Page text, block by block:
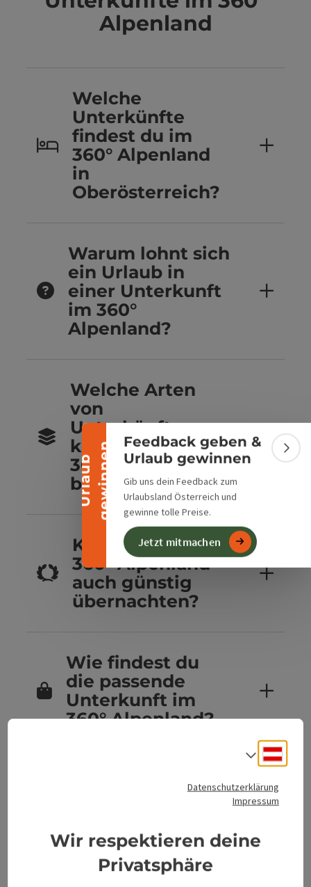
U
r
l
a
u
b
g
e
w
i
n
n
en
Banner einklappen
Feedback geben &
Urlaub gewinnen
Gib uns dein Feedback zum
Urlaubsland Österreich und
gewinne tolle Preise.
Jetzt mitmachen
Alpenland
Welche
Unterkünfte
findest du im
360° Alpenland
in
Oberösterreich?
Warum lohnt sich
ein Urlaub in
einer Unterkunft
im 360°
Alpenland?
Welche Arten
von
Unterkünften
kannst du im
360° Alpenland
buchen?
Kannst du im
360° Alpenland
auch günstig
übernachten?
Wie findest du
die passende
Unterkunft im
360° Alpenland?
Sind Hunde in
360° Alpenland
erlaubt?
Datenschutzerklärung
Impressum
Wir respektieren deine
Privatsphäre